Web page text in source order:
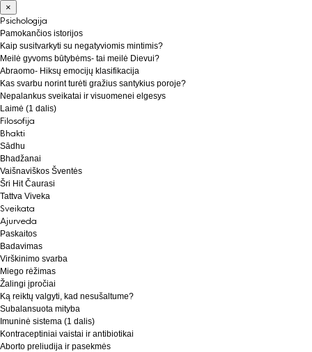
×
Psichologija
Pamokančios istorijos
Kaip susitvarkyti su negatyviomis mintimis?
Meilė gyvoms būtybėms- tai meilė Dievui?
Abraomo- Hiksų emocijų klasifikacija
Kas svarbu norint turėti gražius santykius poroje?
Nepalankus sveikatai ir visuomenei elgesys
Laimė (1 dalis)
Filosofija
Bhakti
Sādhu
Bhadžanai
Vaišnaviškos Šventės
Šri Hit Čaurasi
Tattva Viveka
Sveikata
Ajurveda
Paskaitos
Badavimas
Virškinimo svarba
Miego rėžimas
Žalingi įpročiai
Ką reiktų valgyti, kad nesušaltume?
Subalansuota mityba
Imuninė sistema (1 dalis)
Kontraceptiniai vaistai ir antibiotikai
Aborto preliudija ir pasekmės